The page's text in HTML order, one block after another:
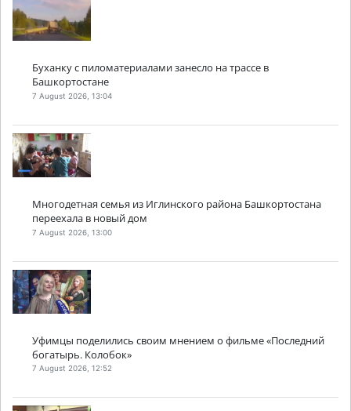
Буханку с пиломатериалами занесло на трассе в
Башкортостане
7 August 2026, 13:04
Многодетная семья из Иглинского района Башкортостана
переехала в новый дом
7 August 2026, 13:00
Уфимцы поделились своим мнением о фильме «Последний
богатырь. Колобок»
7 August 2026, 12:52